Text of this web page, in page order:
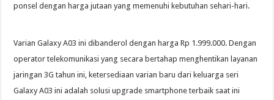
ponsel dengan harga jutaan yang memenuhi kebutuhan sehari-hari.
Varian Galaxy A03 ini dibanderol dengan harga Rp 1.999.000. Dengan
operator telekomunikasi yang secara bertahap menghentikan layanan
jaringan 3G tahun ini, ketersediaan varian baru dari keluarga seri
Galaxy A03 ini adalah solusi upgrade smartphone terbaik saat ini